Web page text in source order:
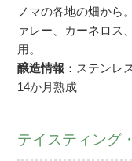
ノマの各地の畑から
ァレー、カーネロス
用。
醸造情報 ：ステンレ
14か月熟成
テイスティング